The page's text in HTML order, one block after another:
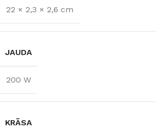
22 × 2,3 × 2,6 cm
JAUDA
200 W
KRĀSA